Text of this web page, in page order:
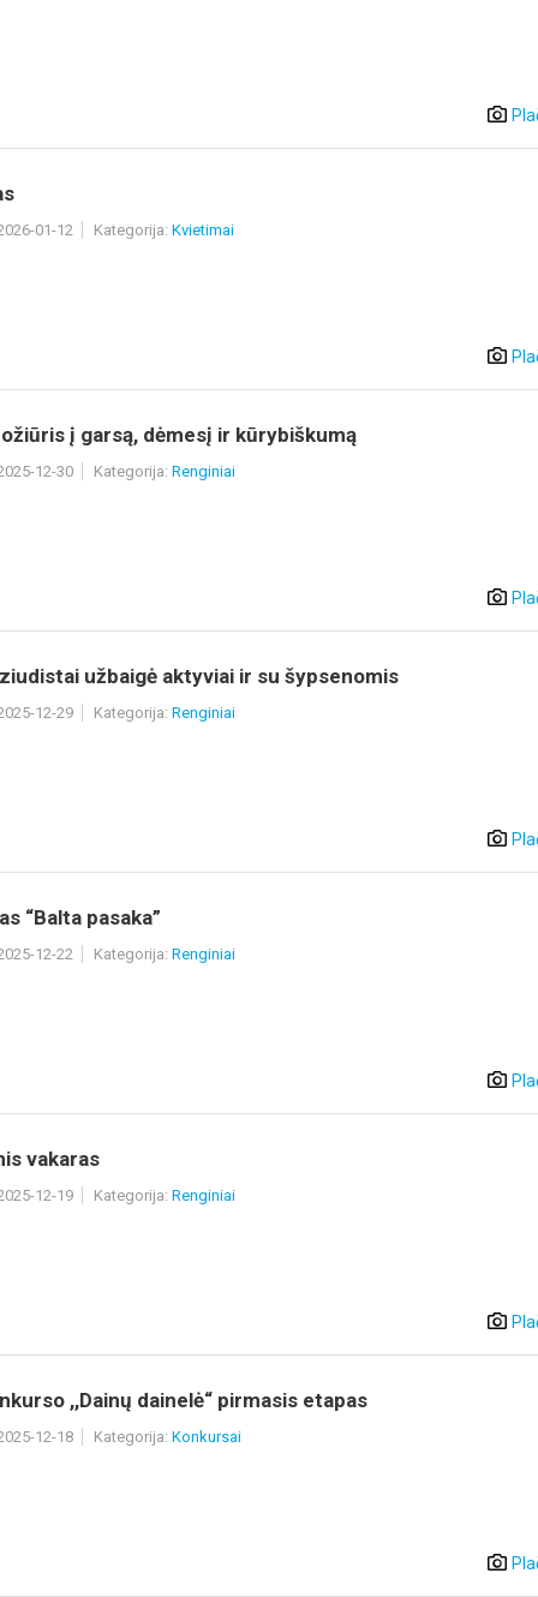
01-12 Kategorija: Kvietimai
į garsą, dėmesį ir kūrybiškumą
12-30 Kategorija: Renginiai
užbaigė aktyviai ir su šypsenomis
12-29 Kategorija: Renginiai
“Balta pasaka”
12-22 Kategorija: Renginiai
vakaras
12-19 Kategorija: Renginiai
,,Dainų dainelė“ pirmasis etapas
12-18 Kategorija: Konkursai